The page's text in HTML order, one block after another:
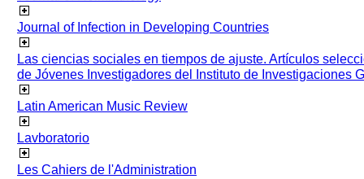
Journal of Infection in Developing Countries
Las ciencias sociales en tiempos de ajuste. Artículos
de Jóvenes Investigadores del Instituto de Investigaciones
Latin American Music Review
Lavboratorio
Les Cahiers de l'Administration